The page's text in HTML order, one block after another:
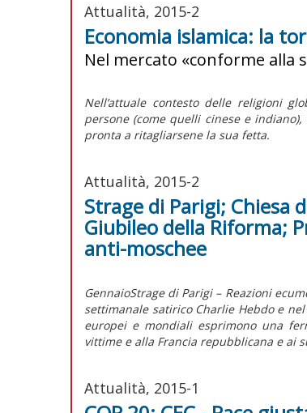
Attualità, 2015-2
Economia islamica: la
Nel mercato «conforme alla
Nell’attuale contesto delle religioni
persone (come quelli cinese e
pronta a ritagliarsene la sua fetta.
Attualità, 2015-2
Strage di Parigi;
Giubileo della Riforma;
anti-moschee
GennaioStrage di Parigi – Reazioni
settimanale satirico Charlie Hebdo e
europei e mondiali esprimono una
vittime e alla Francia repubblicana e ai
Attualità, 2015-1